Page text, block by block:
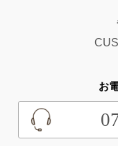
お